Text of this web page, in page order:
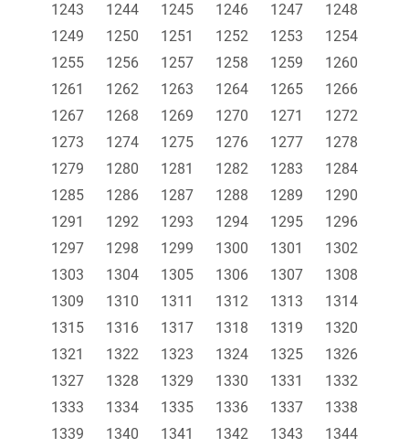
1243
1244 1245 1246 1247
1248
1249
1250 1251 1252 1253
1254
1255
1256 1257 1258 1259
1260
1261
1262 1263 1264 1265
1266
1267
1268 1269 1270 1271
1272
1273
1274 1275 1276 1277
1278
1279
1280 1281 1282 1283
1284
1285
1286 1287 1288 1289
1290
1291
1292 1293 1294 1295
1296
1297
1298 1299 1300 1301
1302
1303
1304 1305 1306 1307
1308
1309
1310 1311 1312 1313
1314
1315
1316 1317 1318 1319
1320
1321
1322 1323 1324 1325
1326
1327
1328 1329 1330 1331
1332
1333
1334 1335 1336 1337
1338
1339
1340 1341 1342 1343
1344